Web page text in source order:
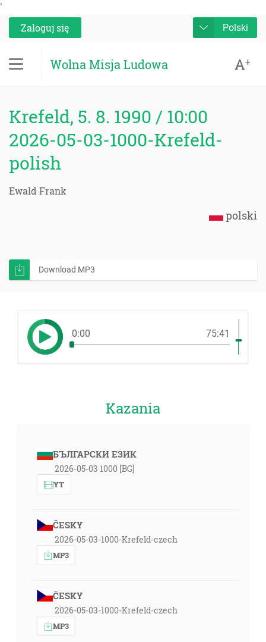
'
Zaloguj się
Polski
Wolna Misja Ludowa A+
Krefeld, 5. 8. 1990 / 10:00
2026-05-03-1000-Krefeld-
polish
Ewald Frank
polski
Download MP3
0:00 75:41
Kazania
БЪЛГАРСКИ ЕЗИК
2026-05-03 1000 [BG]
YT
ČESKY
2026-05-03-1000-Krefeld-czech
MP3
ČESKY
2026-05-03-1000-Krefeld-czech
MP3